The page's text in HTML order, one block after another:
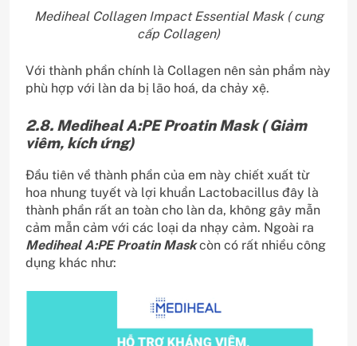
Mediheal Collagen Impact Essential Mask ( cung
cấp Collagen)
Với thành phần chính là Collagen nên sản phẩm này
phù hợp với làn da bị lão hoá, da chảy xệ.
2.8. Mediheal A:PE Proatin Mask ( Giảm
viêm, kích ứng)
Đầu tiên về thành phần của em này chiết xuất từ
hoa nhung tuyết và lợi khuẩn Lactobacillus đây là
thành phần rất an toàn cho làn da, không gây mẫn
cảm mẫn cảm với các loại da nhạy cảm. Ngoài ra
Mediheal A:PE Proatin Maskcòn có rất nhiều công
dụng khác như: